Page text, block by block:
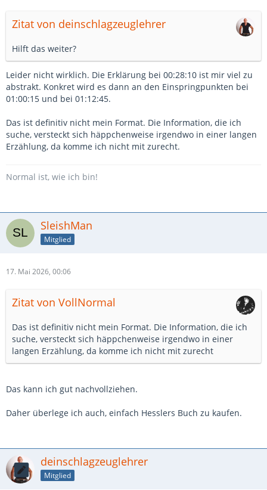
Zitat von deinschlagzeuglehrer
Hilft das weiter?
Leider nicht wirklich. Die Erklärung bei 00:28:10 ist mir viel zu
abstrakt. Konkret wird es dann an den Einspringpunkten bei
01:00:15 und bei 01:12:45.
Das ist definitiv nicht mein Format. Die Information, die ich
suche, versteckt sich häppchenweise irgendwo in einer langen
Erzählung, da komme ich nicht mit zurecht.
Normal ist, wie ich bin!
SleishMan
Mitglied
17. Mai 2026, 00:06
Zitat von VollNormal
Das ist definitiv nicht mein Format. Die Information, die ich
suche, versteckt sich häppchenweise irgendwo in einer
langen Erzählung, da komme ich nicht mit zurecht
Das kann ich gut nachvollziehen.
Daher überlege ich auch, einfach Hesslers Buch zu kaufen.
deinschlagzeuglehrer
Mitglied